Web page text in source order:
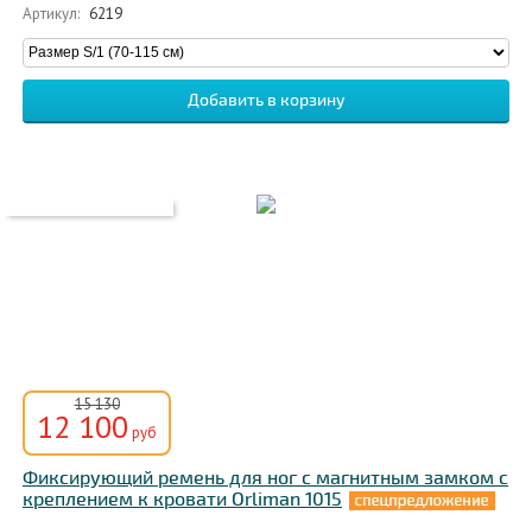
Артикул: 6219
15 130
12 100 руб
Фиксирующий ремень для ног с магнитным замком с
креплением к кровати Orliman 1015